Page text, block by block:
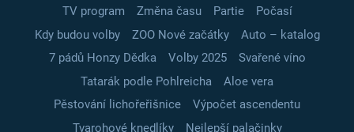
TV program
Změna času Partie
Počasí
Kdy budou volby
ZOO Nové začátky
Auto – katalog
7 pádů Honzy Dědka
Volby 2025
Svařené víno
Tatarák podle Pohlreicha
Aloe vera
Pěstování lichořeřišnice
Výpočet ascendentu
Tvarohové knedlíky
Nejlepší palačinky